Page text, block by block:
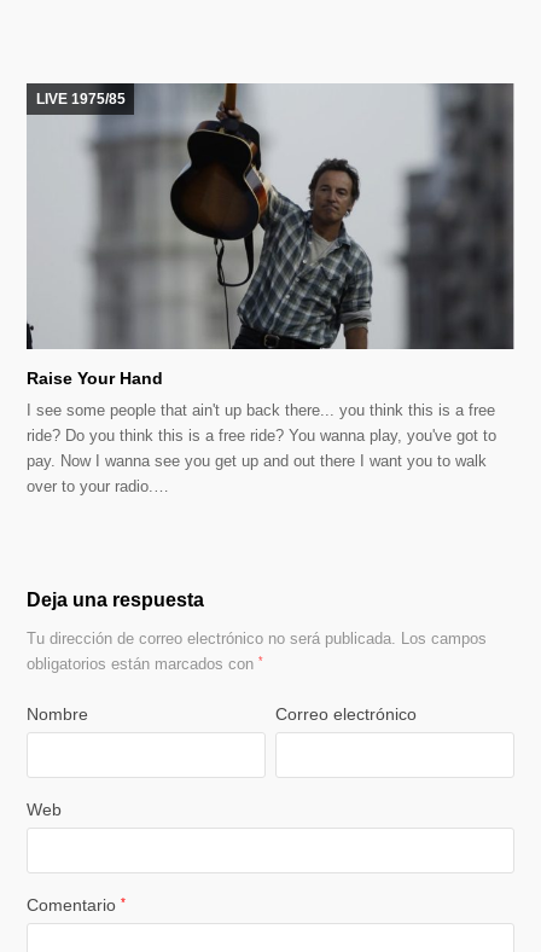
LIVE 1975/85
Raise Your Hand
I see some people that ain't up back there... you think this is a free
ride? Do you think this is a free ride? You wanna play, you've got to
pay. Now I wanna see you get up and out there I want you to walk
over to your radio.…
Deja una respuesta
Tu dirección de correo electrónico no será publicada. Los campos
obligatorios están marcados con*
Nombre Correo electrónico
Web
Comentario*